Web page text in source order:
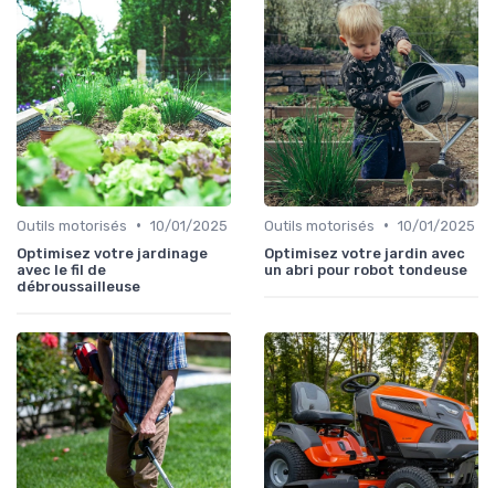
Outils motorisés • 10/01/2025
Optimisez votre jardinage
avec le fil de
débroussailleuse
Outils motorisés • 10/01/2025
Optimisez votre jardin avec
un abri pour robot tondeuse